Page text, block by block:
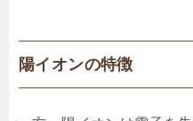
陽イオンの特徴